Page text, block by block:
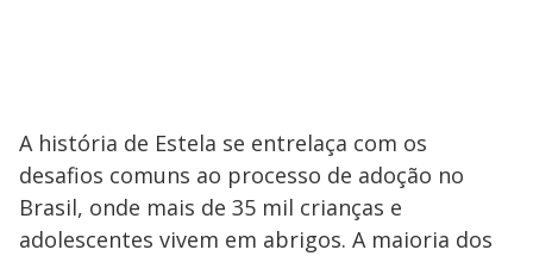
A história de Estela se entrelaça com os
desafios comuns ao processo de adoção no
Brasil, onde mais de 35 mil crianças e
adolescentes vivem em abrigos. A maioria dos